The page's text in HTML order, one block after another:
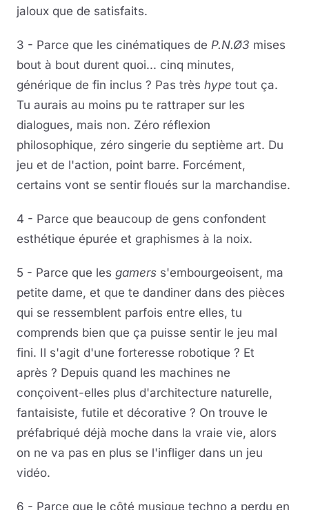
jaloux que de satisfaits.
3 - Parce que les cinématiques de P.N.Ø3 mises
bout à bout durent quoi... cinq minutes,
générique de fin inclus ? Pas très hype tout ça.
Tu aurais au moins pu te rattraper sur les
dialogues, mais non. Zéro réflexion
philosophique, zéro singerie du septième art. Du
jeu et de l'action, point barre. Forcément,
certains vont se sentir floués sur la marchandise.
4 - Parce que beaucoup de gens confondent
esthétique épurée et graphismes à la noix.
5 - Parce que les gamers s'embourgeoisent, ma
petite dame, et que te dandiner dans des pièces
qui se ressemblent parfois entre elles, tu
comprends bien que ça puisse sentir le jeu mal
fini. Il s'agit d'une forteresse robotique ? Et
après ? Depuis quand les machines ne
conçoivent-elles plus d'architecture naturelle,
fantaisiste, futile et décorative ? On trouve le
préfabriqué déjà moche dans la vraie vie, alors
on ne va pas en plus se l'infliger dans un jeu
vidéo.
6 - Parce que le côté musique techno a perdu en